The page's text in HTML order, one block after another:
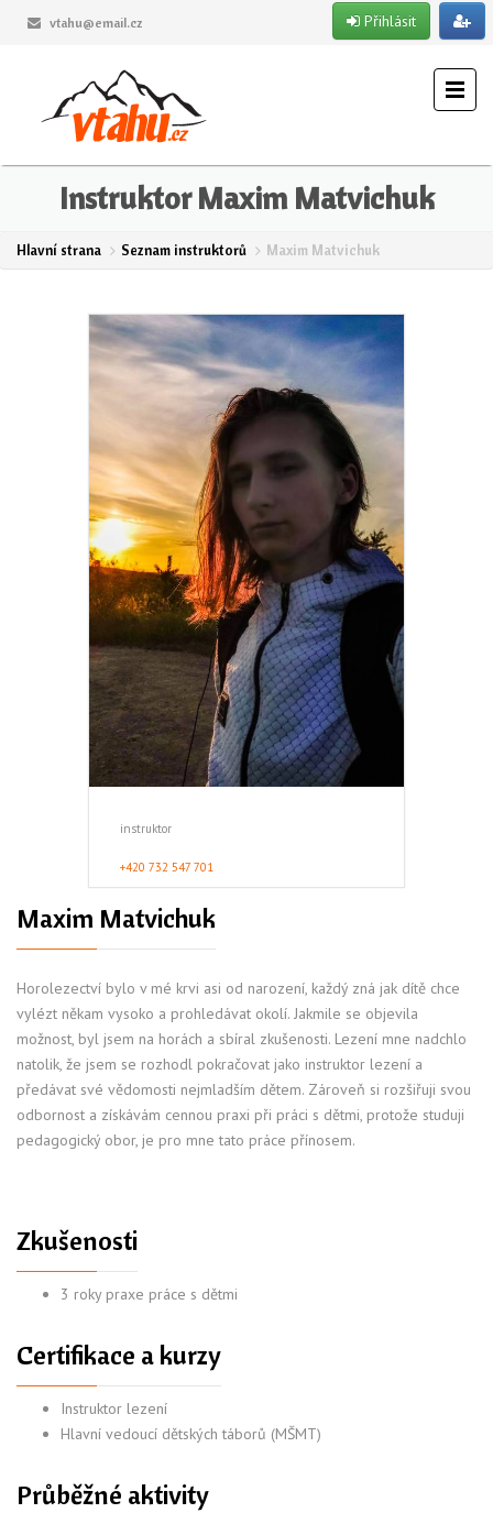
vtahu@email.cz Přihlásit
Instruktor Maxim Matvichuk
Hlavní strana Seznam instruktorů Maxim Matvichuk
instruktor
+420 732 547 701
Maxim Matvichuk
Horolezectví bylo v mé krvi asi od narození, každý zná jak dítě chce
vylézt někam vysoko a prohledávat okolí. Jakmile se objevila
možnost, byl jsem na horách a sbíral zkušenosti. Lezení mne nadchlo
natolik, že jsem se rozhodl pokračovat jako instruktor lezení a
předávat své vědomosti nejmladším dětem. Zároveň si rozšiřuji svou
odbornost a získávám cennou praxi při práci s dětmi, protože studuji
pedagogický obor, je pro mne tato práce přínosem.
Zkušenosti
3 roky praxe práce s dětmi
Certifikace a kurzy
Instruktor lezení
Hlavní vedoucí dětských táborů (MŠMT)
Průběžné aktivity